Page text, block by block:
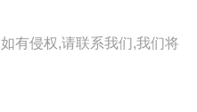
有侵权,请联系我们,我们将